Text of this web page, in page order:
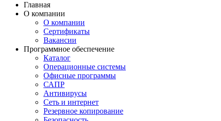
Главная
О компании
О компании
Сертификаты
Вакансии
Программное обеспечение
Каталог
Операционные системы
Офисные программы
САПР
Антивирусы
Сеть и интернет
Резервное копирование